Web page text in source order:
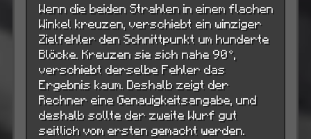
Wenn die beiden Strahlen in einem flachen
Winkel kreuzen, verschiebt ein winziger
Zielfehler den Schnittpunkt um hunderte
Blöcke. Kreuzen sie sich nahe 90°,
verschiebt derselbe Fehler das
Ergebnis kaum. Deshalb zeigt der
Rechner eine Genauigkeitsangabe, und
deshalb sollte der zweite Wurf gut
seitlich vom ersten gemacht werden.